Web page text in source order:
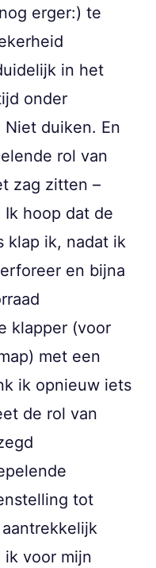
erger:) te
in het
onder
duiken. En
rol van
zag zitten –
hoop dat de
klap ik, nadat ik
en bijna
klapper (voor
met een
ik opnieuw iets
de rol van
tot
voor mijn